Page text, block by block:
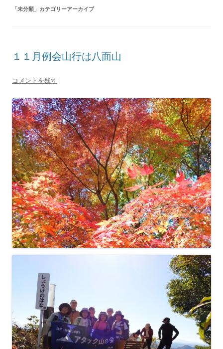
「未分類 」カテゴリーアーカイブ
１１月例会山行は八面山
コメントを残す